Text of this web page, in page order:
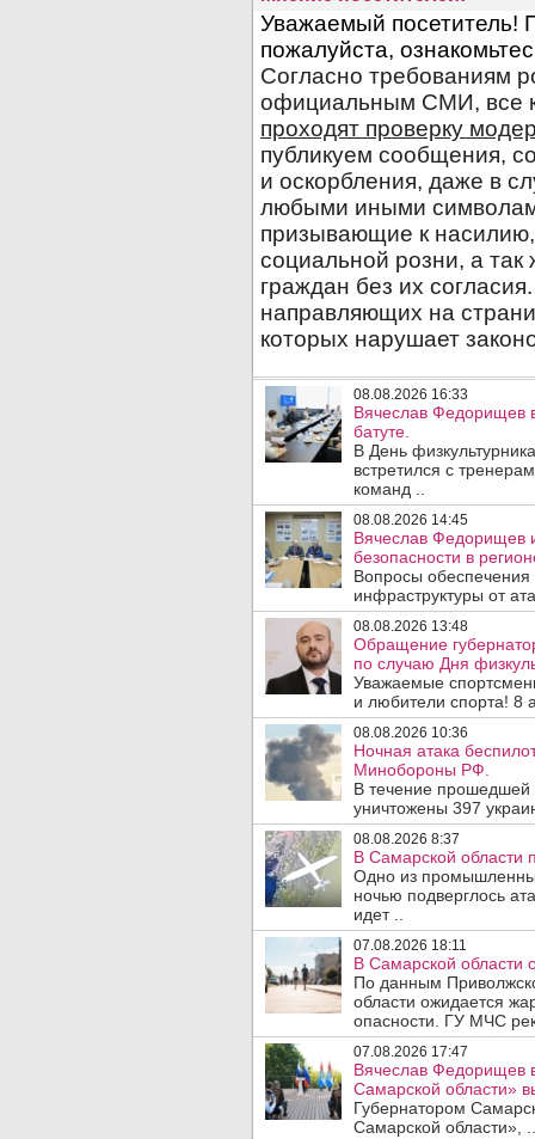
08.08.2026 16:33
Вячеслав Федорищев
батуте.
В День
встретился с
команд ..
08.08.2026 14:45
Вячеслав Федорищев
безопасности в
Вопросы обеспечения
инфраструктуры от
08.08.2026 13:48
Обращение
по случаю Дня
Уважаемые
и любители спорта! 8
08.08.2026 10:36
Ночная атака
Минобороны РФ.
В течение
уничтожены 397
08.08.2026 8:37
В Самарской области
Одно из
ночью подверглось
идет ..
07.08.2026 18:11
В Самарской области
По данным
области ожидается
опасности. ГУ МЧС
07.08.2026 17:47
Вячеслав Федорищев
Самарской области»
Губернатором
Самарской области», ..